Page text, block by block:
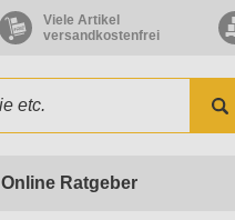
Viele Artikel
versandkostenfrei
Online Ratgeber